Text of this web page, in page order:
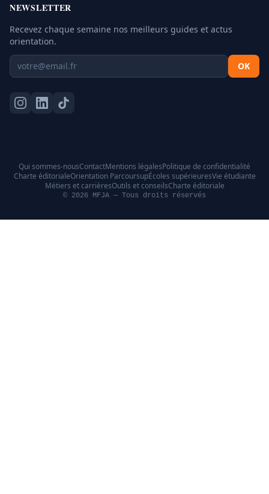
NEWSLETTER
Recevez chaque semaine nos meilleurs guides et actus
orientation.
OK
Qui sommes-nousContactMentions légalesPolitique de confidentialité
Charte éditorialeOrientation ParcoursupÉcoles supérieuresVie étudiante
Métiers et carrièresOutils et conseilsCharte éditoriale
© 2026 MFJA — Tous droits réservés